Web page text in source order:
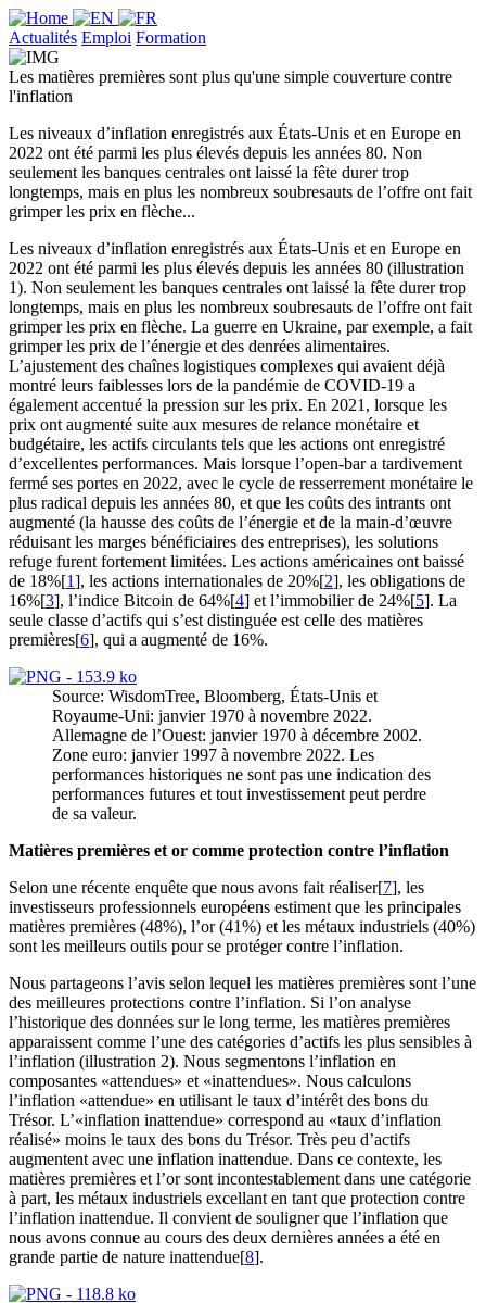
Actualités Emploi Formation
Les matières premières sont plus qu'une simple couverture contre
l'inflation
Les niveaux d’inflation enregistrés aux États-Unis et en Europe en
2022 ont été parmi les plus élevés depuis les années 80. Non
seulement les banques centrales ont laissé la fête durer trop
longtemps, mais en plus les nombreux soubresauts de l’offre ont fait
grimper les prix en flèche...
Les niveaux d’inflation enregistrés aux États-Unis et en Europe en
2022 ont été parmi les plus élevés depuis les années 80 (illustration
1). Non seulement les banques centrales ont laissé la fête durer trop
longtemps, mais en plus les nombreux soubresauts de l’offre ont fait
grimper les prix en flèche. La guerre en Ukraine, par exemple, a fait
grimper les prix de l’énergie et des denrées alimentaires.
L’ajustement des chaînes logistiques complexes qui avaient déjà
montré leurs faiblesses lors de la pandémie de COVID-19 a
également accentué la pression sur les prix. En 2021, lorsque les
prix ont augmenté suite aux mesures de relance monétaire et
budgétaire, les actifs circulants tels que les actions ont enregistré
d’excellentes performances. Mais lorsque l’open-bar a tardivement
fermé ses portes en 2022, avec le cycle de resserrement monétaire le
plus radical depuis les années 80, et que les coûts des intrants ont
augmenté (la hausse des coûts de l’énergie et de la main-d’œuvre
réduisant les marges bénéficiaires des entreprises), les solutions
refuge furent fortement limitées. Les actions américaines ont baissé
de 18%[1], les actions internationales de 20%[2], les obligations de
16%[3], l’indice Bitcoin de 64%[4] et l’immobilier de 24%[5]. La
seule classe d’actifs qui s’est distinguée est celle des matières
premières[6], qui a augmenté de 16%.
Source: WisdomTree, Bloomberg, États-Unis et
Royaume-Uni: janvier 1970 à novembre 2022.
Allemagne de l’Ouest: janvier 1970 à décembre 2002.
Zone euro: janvier 1997 à novembre 2022. Les
performances historiques ne sont pas une indication des
performances futures et tout investissement peut perdre
de sa valeur.
Matières premières et or comme protection contre l’inflation
Selon une récente enquête que nous avons fait réaliser[7], les
investisseurs professionnels européens estiment que les principales
matières premières (48%), l’or (41%) et les métaux industriels (40%)
sont les meilleurs outils pour se protéger contre l’inflation.
Nous partageons l’avis selon lequel les matières premières sont l’une
des meilleures protections contre l’inflation. Si l’on analyse
l’historique des données sur le long terme, les matières premières
apparaissent comme l’une des catégories d’actifs les plus sensibles à
l’inflation (illustration 2). Nous segmentons l’inflation en
composantes «attendues» et «inattendues». Nous calculons
l’inflation «attendue» en utilisant le taux d’intérêt des bons du
Trésor. L’«inflation inattendue» correspond au «taux d’inflation
réalisé» moins le taux des bons du Trésor. Très peu d’actifs
augmentent avec une inflation inattendue. Dans ce contexte, les
matières premières et l’or sont incontestablement dans une catégorie
à part, les métaux industriels excellant en tant que protection contre
l’inflation inattendue. Il convient de souligner que l’inflation que
nous avons connue au cours des deux dernières années a été en
grande partie de nature inattendue[8].